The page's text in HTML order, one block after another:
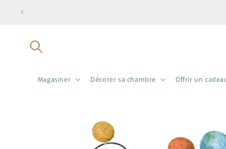
passer
Magasiner Décorer sa chambre Offrir un